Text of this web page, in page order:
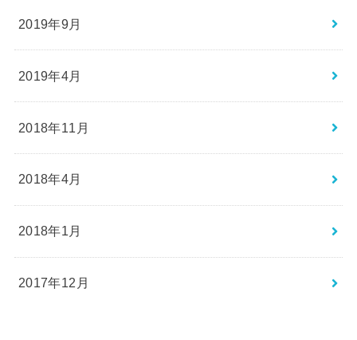
2019年9月
2019年4月
2018年11月
2018年4月
2018年1月
2017年12月